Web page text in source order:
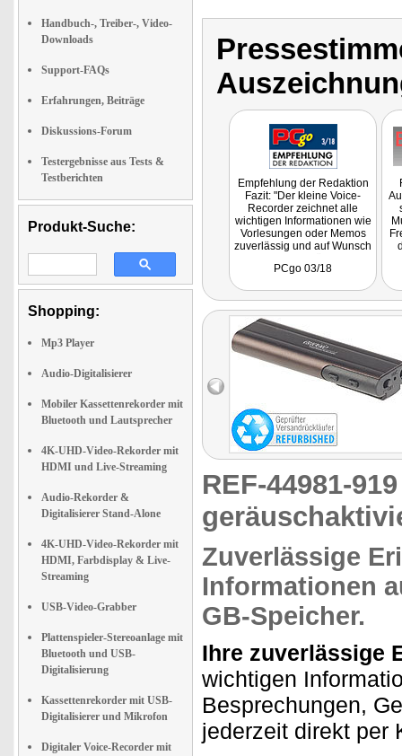
Handbuch-, Treiber-, Video-
Downloads
Support-FAQs
Erfahrungen, Beiträge
Diskussions-Forum
Testergebnisse aus Tests &
Testberichten
Produkt-Suche:
Shopping:
Mp3 Player
Audio-Digitalisierer
Mobiler Kassettenrekorder mit
Bluetooth und Lautsprecher
4K-UHD-Video-Rekorder mit
HDMI und Live-Streaming
Audio-Rekorder &
Digitalisierer Stand-Alone
4K-UHD-Video-Rekorder mit
HDMI, Farbdisplay & Live-
Streaming
USB-Video-Grabber
Plattenspieler-Stereoanlage mit
Bluetooth und USB-
Digitalisierung
Kassettenrekorder mit USB-
Digitalisierer und Mikrofon
Digitaler Voice-Recorder mit
Empfehlung der Redaktion
Fazit: "Der kleine Voice-
Recorder zeichnet alle
wichtigen Informationen wie
Vorlesungen oder Memos
zuverlässig und auf Wunsch
Bearbeitung am PC auf."
PCgo 03/18
REF-44981-
Zuverlässige
Informationen
GB-Speicher.
Ihre zuverlässige
wichtigen
Besprechungen,
jederzeit direkt per